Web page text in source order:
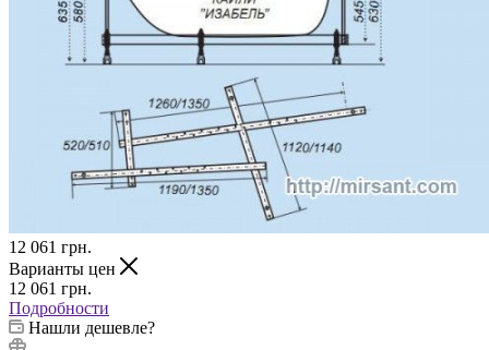
12 061 грн.
Варианты цен
12 061 грн.
Подробности
Нашли дешевле?